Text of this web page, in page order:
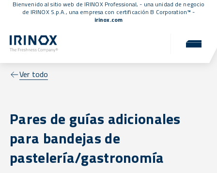
Bienvenido al sitio web de IRINOX Professional, - una unidad de negocio
de IRINOX S.p.A., una empresa con certificación B Corporation™ -
irinox.com
Ver todo
Pares de guías adicionales
para bandejas de
pastelería/gastronomía